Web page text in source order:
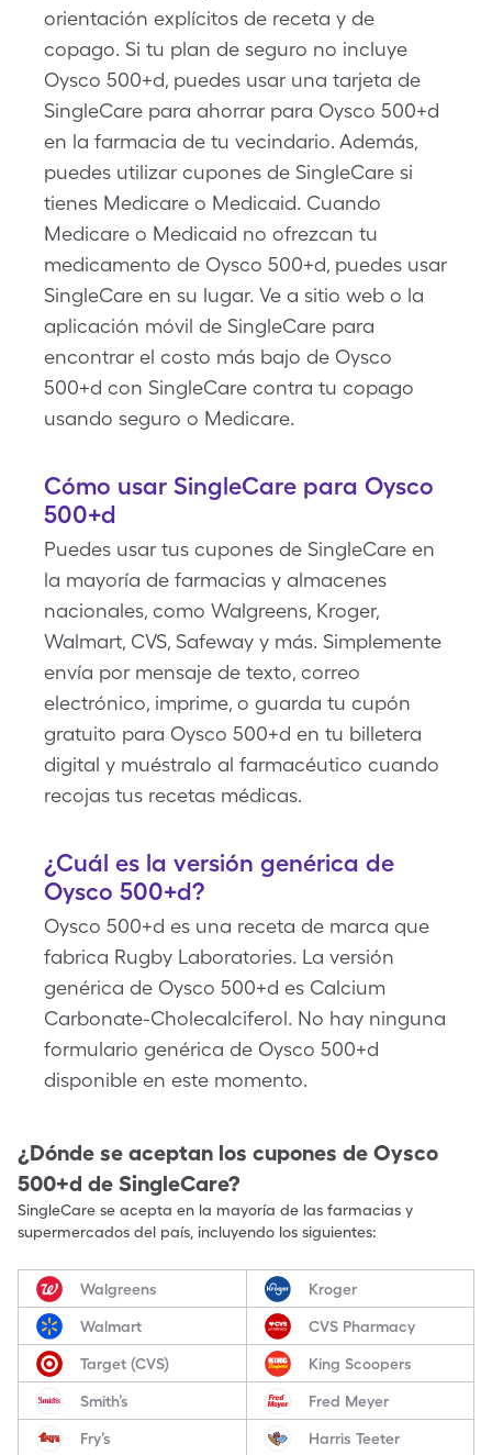
orientación explícitos de receta y de
copago. Si tu plan de seguro no incluye
Oysco 500+d, puedes usar una tarjeta de
SingleCare para ahorrar para Oysco 500+d
en la farmacia de tu vecindario. Además,
puedes utilizar cupones de SingleCare si
tienes Medicare o Medicaid. Cuando
Medicare o Medicaid no ofrezcan tu
medicamento de Oysco 500+d, puedes usar
SingleCare en su lugar. Ve a sitio web o la
aplicación móvil de SingleCare para
encontrar el costo más bajo de Oysco
500+d con SingleCare contra tu copago
usando seguro o Medicare.
Cómo usar SingleCare para Oysco
500+d
Puedes usar tus cupones de SingleCare en
la mayoría de farmacias y almacenes
nacionales, como Walgreens, Kroger,
Walmart, CVS, Safeway y más. Simplemente
envía por mensaje de texto, correo
electrónico, imprime, o guarda tu cupón
gratuito para Oysco 500+d en tu billetera
digital y muéstralo al farmacéutico cuando
recojas tus recetas médicas.
¿Cuál es la versión genérica de
Oysco 500+d?
Oysco 500+d es una receta de marca que
fabrica Rugby Laboratories. La versión
genérica de Oysco 500+d es Calcium
Carbonate-Cholecalciferol. No hay ninguna
formulario genérica de Oysco 500+d
disponible en este momento.
¿Dónde se aceptan los cupones de Oysco
500+d de SingleCare?
SingleCare se acepta en la mayoría de las farmacias y
supermercados del país, incluyendo los siguientes:
Walgreens Kroger
Walmart CVS Pharmacy
Target (CVS) King Scoopers
Smith’s Fred Meyer
Fry’s Harris Teeter